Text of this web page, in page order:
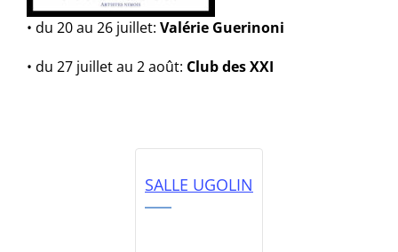
• du 20 au 26 juillet: Valérie Guerinoni
• du 27 juillet au 2 août: Club des XXI
SALLE UGOLIN